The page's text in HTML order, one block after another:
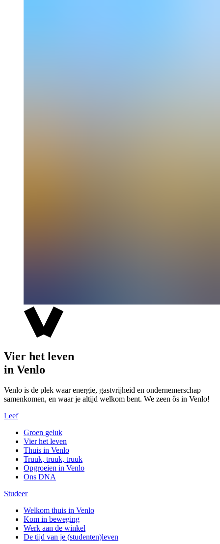
Vier het leven
in Venlo
Venlo is de plek waar energie, gastvrijheid en ondernemerschap
samenkomen, en waar je altijd welkom bent. We zeen ôs in Venlo!
Leef
Groen geluk
Vier het leven
Thuis in Venlo
Truuk, truuk, truuk
Opgroeien in Venlo
Ons DNA
Studeer
Welkom thuis in Venlo
Kom in beweging
Werk aan de winkel
De tijd van je (studenten)leven